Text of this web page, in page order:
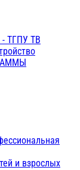
- ТГПУ ТВ
и взрослых